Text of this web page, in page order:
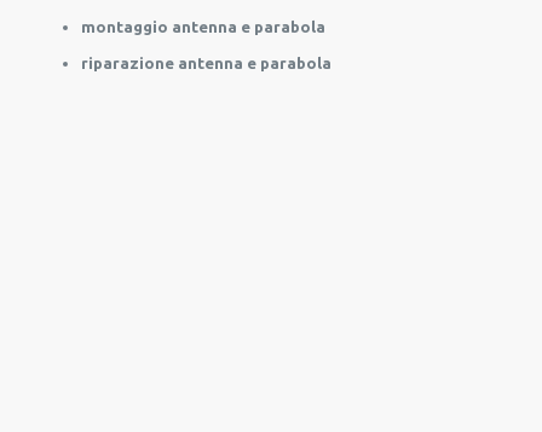
montaggio antenna e parabola
riparazione antenna e parabola